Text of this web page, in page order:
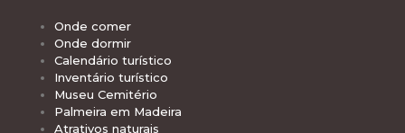
Onde comer
Onde dormir
Calendário turístico
Inventário turístico
Museu Cemitério
Palmeira em Madeira
Atrativos naturais